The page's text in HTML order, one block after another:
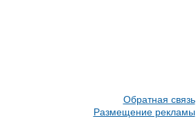
Обратная связь
Размещение рекламы